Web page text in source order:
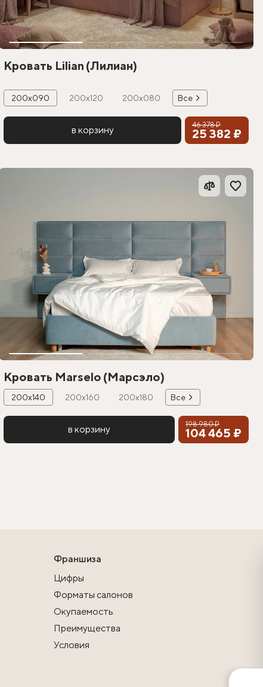
Кровать Lilian (Лилиан)
200х090 200х120 200х080 Все
в корзину 46 378 ₽
25 382 ₽
Кровать Marselo (Марсэло)
200х140 200х160 200х180 Все
в корзину 198 980 ₽
104 465 ₽
Франшиза
Цифры
Форматы салонов
Окупаемость
Преимущества
Условия